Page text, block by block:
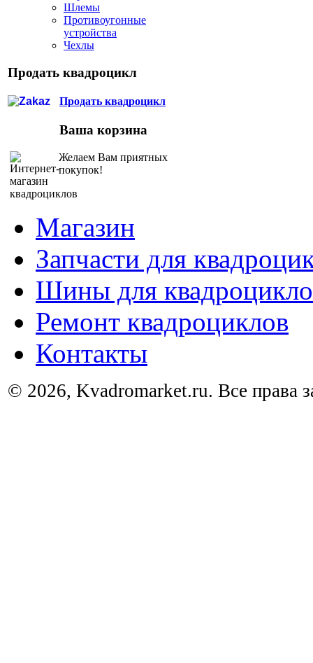
Шлемы
Противоугонные
устройства
Чехлы
Продать квадроцикл
Продать квадроцикл
Ваша корзина
Желаем Вам приятных
покупок!
Магазин
Запчасти для
Шины для
Ремонт квадроциклов
Контакты
© 2026, Kvadromarket.ru. Все права